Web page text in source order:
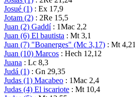
Josué (1) : Ex 17,9
Jotam (2) : 2Re 15,5
Juan (2) Gaddí: 1Mac 2,2
Juan (6) El bautista : Mt 3,1
Juan (7) "Boanerges" (Mc 3,17) : Mt 4,21
Juan (10) Marcos : Hech 12,12
Juana : Lc 8,3
Judá (1) : Gn 29,35
Judas (1) Macabeo : 1Mac 2,4
Judas (4) El iscariote : Mt 10,4